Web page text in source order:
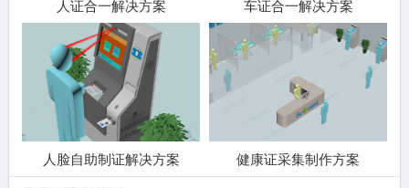
人证合一解决方案 车证合一解决方案
人脸自助制证解决方案 健康证采集制作方案